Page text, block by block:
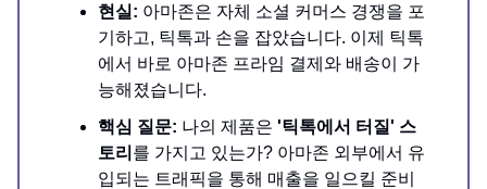
현실: 아마존은 자체 소셜 커머스 경쟁을 포
기하고, 틱톡과 손을 잡았습니다. 이제 틱톡
에서 바로 아마존 프라임 결제와 배송이 가
능해졌습니다.
핵심 질문: 나의 제품은 '틱톡에서 터질' 스
토리 를 가지고 있는가? 아마존 외부에서 유
입되는 트래픽을 통해 매출을 일으킬 준비